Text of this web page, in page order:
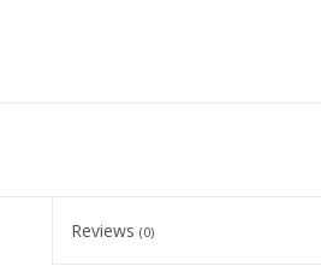
Reviews (0)